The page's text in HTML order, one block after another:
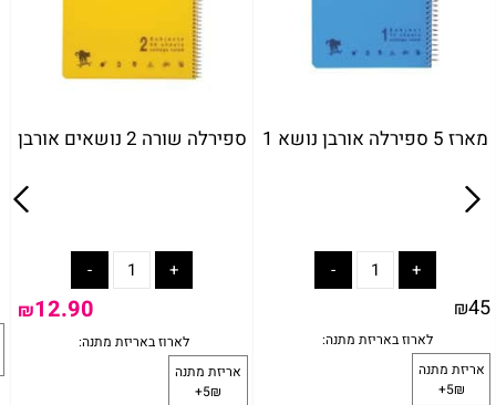
ספירלה שורה 2 נושאים אורבן
₪12.90
מארז 5 ספירלה אורבן נושא 1
₪45